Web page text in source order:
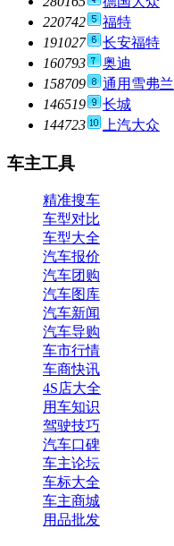
220742
福特
191027
长安福特
160793
奥迪
158709
通用雪弗兰
146519
长城
144723
上汽大众
车主工具
精准搜车
车型对比
车型大全
汽车报价
汽车团购
汽车图库
汽车新闻
汽车导购
车市行情
车商快讯
4S店大全
用车知识
驾驶技巧
汽车口碑
车主论坛
车标大全
车主商城
用品批发